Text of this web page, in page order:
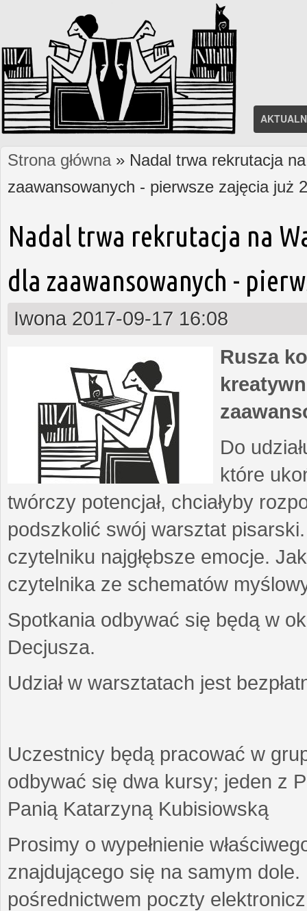
Jesteś tutaj
Strona główna» Nadal trwa rekrutacja
zaawansowanych - pierwsze zajęcia już
Nadal trwa rekrutacja na
dla zaawansowanych -
Iwona 2017-09-17 16:08
Rusza
Do
które
twórczy potencjał, chciałyby
podszkolić swój warsztat
czytelniku najgłębsze emocje.
czytelnika ze schematów
Spotkania odbywać się będą w
Decjusza.
Udział w warsztatach jest
Uczestnicy będą pracować w
odbywać się dwa kursy; jeden z
Panią Katarzyną Kubisiowską
Prosimy o wypełnienie
znajdującego się na samym
pośrednictwem poczty